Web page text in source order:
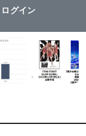
ログイン